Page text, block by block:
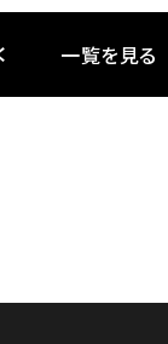
一覧を見る